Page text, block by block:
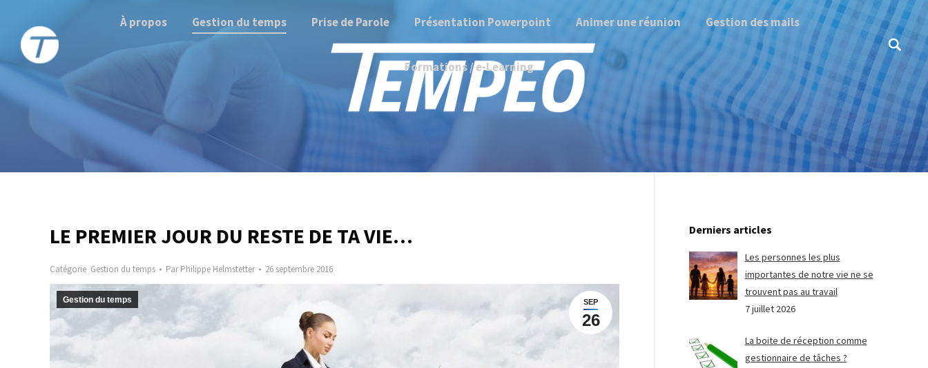
À propos Gestion du temps Prise de Parole Présentation Powerpoint Animer une réunion Gestion des mails
Formations / e-Learning
Search:
LE PREMIER JOUR DU RESTE DE TA VIE…
Catégorie Gestion du temps ParPhilippe Helmstetter 26 septembre 2016
SEP
26
Gestion du temps
Derniers articles
Les personnes les plus
importantes de notre vie ne se
trouvent pas au travail
7 juillet 2026
La boite de réception comme
gestionnaire de tâches ?